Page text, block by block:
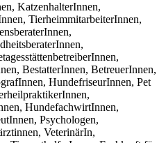
KatzenhalterInnen,
TierheimmitarbeiterInnen,
BestatterInnen, BetreuerInnen,
HundefriseurInnen, Pet
HundefachwirtInnen,
Psychologen,
VeterinärIn,